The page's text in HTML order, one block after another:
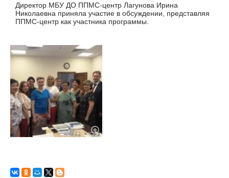
Директор МБУ ДО ППМС-центр Лагунова Ирина
Николаевна приняла участие в обсуждении, представляя
ППМС-центр как участника программы.